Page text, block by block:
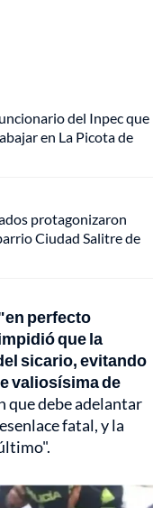
del Inpec que
en La Picota de
protagonizaron
Ciudad Salitre de
perfecto
que la
sicario, evitando
valiosísima de
que debe adelantar
fatal, y la